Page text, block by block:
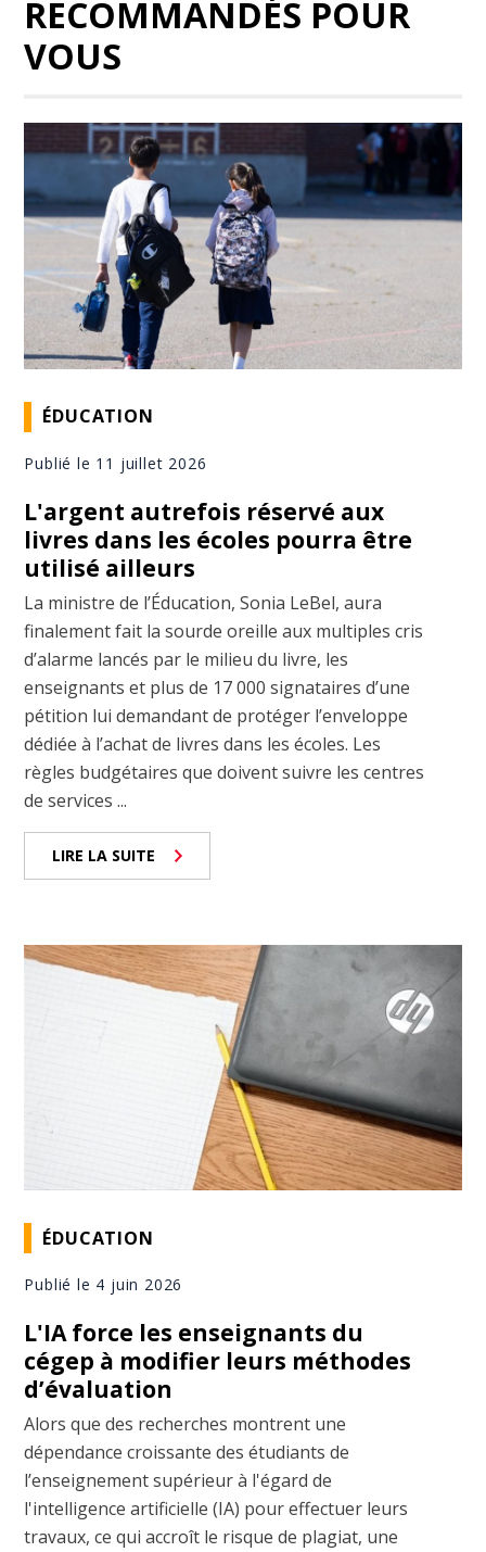
RECOMMANDÉS POUR
VOUS
ÉDUCATION
Publié le 11 juillet 2026
L'argent autrefois réservé aux
livres dans les écoles pourra être
utilisé ailleurs
La ministre de l’Éducation, Sonia LeBel, aura
finalement fait la sourde oreille aux multiples cris
d’alarme lancés par le milieu du livre, les
enseignants et plus de 17 000 signataires d’une
pétition lui demandant de protéger l’enveloppe
dédiée à l’achat de livres dans les écoles. Les
règles budgétaires que doivent suivre les centres
de services ...
LIRE LA SUITE
ÉDUCATION
Publié le 4 juin 2026
L'IA force les enseignants du
cégep à modifier leurs méthodes
d’évaluation
Alors que des recherches montrent une
dépendance croissante des étudiants de
l’enseignement supérieur à l'égard de
l'intelligence artificielle (IA) pour effectuer leurs
travaux, ce qui accroît le risque de plagiat, une